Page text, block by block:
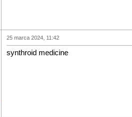
25 marca 2024, 11:42
synthroid medicine